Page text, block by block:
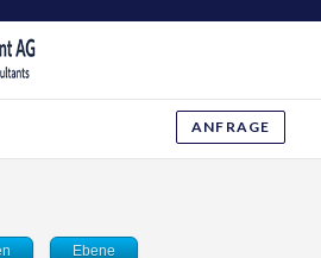
ANFRAGE
Ebene